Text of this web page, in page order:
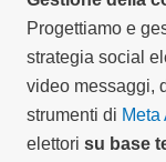
Progettiamo e
strategia social
video messaggi,
strumenti di Meta
elettori su base